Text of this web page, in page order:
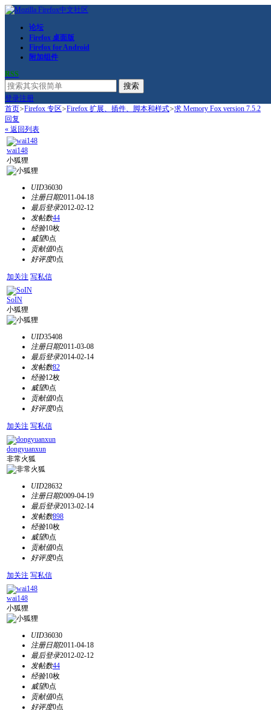
论坛
Firefox 桌面版
Firefox for Android
附加组件
RSS
搜索
登录注册
首页>Firefox 专区>Firefox 扩展、插件、脚本和样式>求 Memory Fox version 7.5.2
回复
« 返回列表
wai148
小狐狸
UID36030
注册日期2011-04-18
最后登录2012-02-12
发帖数44
经验10枚
威望0点
贡献值0点
好评度0点
加关注 写私信
SoIN
小狐狸
UID35408
注册日期2011-03-08
最后登录2014-02-14
发帖数82
经验12枚
威望0点
贡献值0点
好评度0点
加关注 写私信
dongyuanxun
非常火狐
UID28632
注册日期2009-04-19
最后登录2013-02-14
发帖数898
经验10枚
威望0点
贡献值0点
好评度0点
加关注 写私信
wai148
小狐狸
UID36030
注册日期2011-04-18
最后登录2012-02-12
发帖数44
经验10枚
威望0点
贡献值0点
好评度0点